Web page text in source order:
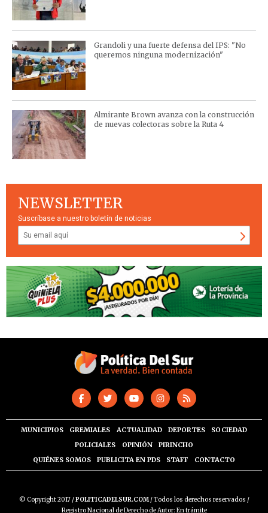
Grandoli y una fuerte defensa del IPS: "No
queremos ninguna modernización"
Almirante Brown avanza con la construcción
de nuevas colectoras sobre la Ruta 4
NEWSLETTER
Suscríbase a nuestro boletín de noticias
MUNICIPIOS GREMIALES ACTUALIDAD DEPORTES
SOCIEDAD
POLICIALES
OPINIÓN
PIRINCHO
QUIÉNES SOMOS
PUBLICITA EN PDS STAFF CONTACTO
© Copyright 2017 /POLITICADELSUR.COM/ Todos los derechos reservados /
Registro Nacional de Derecho de Autor: En trámite